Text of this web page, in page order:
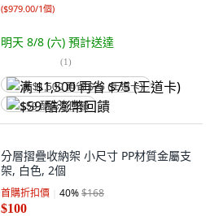
($979.00/1個)
明天 8/8 (六) 預計送達
(1)
满 $1,500 再省 $75 (王道卡)
$59 酷澎幣回饋
分層摺疊收納架 小尺寸 PP材質金屬支
架, 白色, 2個
首購折扣價 40%$168
$100